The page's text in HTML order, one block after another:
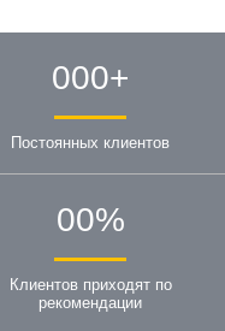
000+
Постоянных клиентов
00%
Клиентов приходят по
рекомендации